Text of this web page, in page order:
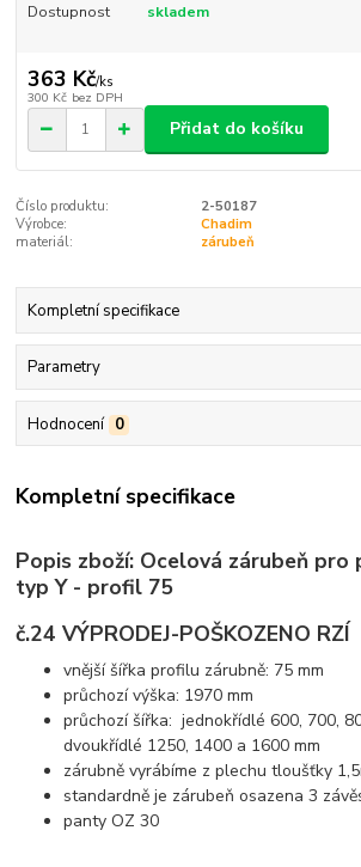
Dostupnost skladem
363 Kč/ks
300 Kč bez DPH
Přidat do košíku
Číslo produktu:
2-50187
Výrobce:
Chadim
materiál:
zárubeň
Kompletní specifikace
Parametry
Hodnocení 0
Kompletní specifikace
Popis zboží: Ocelová zárubeň pro
typ Y - profil 75
č.24 VÝPRODEJ-POŠKOZENO RZÍ
vnější šířka profilu zárubně: 75 mm
průchozí výška: 1970 mm
průchozí šířka: jednokřídlé 600, 700,
dvoukřídlé 1250, 1400 a 1600 mm
zárubně vyrábíme z plechu tloušťky
standardně je zárubeň osazena 3
panty OZ 30